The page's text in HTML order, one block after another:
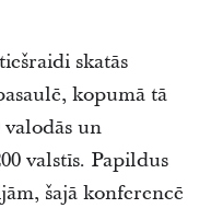
skatās
kopumā tā
un
valstīs. Papildus
šajā konferencē